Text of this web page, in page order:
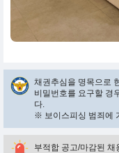
채권추심을 명목으로
비밀번호를 요구할 경
다.
※ 보이스피싱 범죄에
부적합 공고/마감된 채